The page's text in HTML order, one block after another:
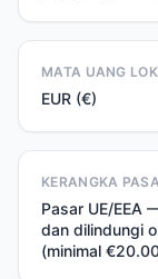
MATA UANG
EUR (€)
KERANGKA
Pasar UE/EEA
dan dilindungi
(minimal